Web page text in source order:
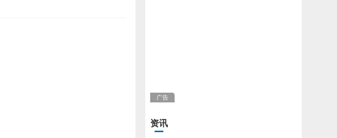
广告
资讯